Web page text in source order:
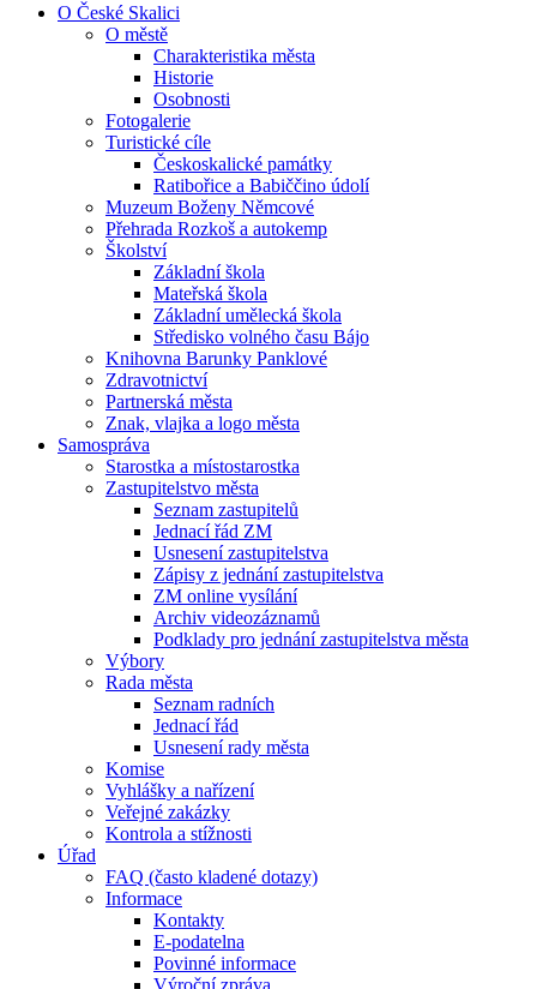
O České Skalici
O městě
Charakteristika města
Historie
Osobnosti
Fotogalerie
Turistické cíle
Českoskalické památky
Ratibořice a Babiččino údolí
Muzeum Boženy Němcové
Přehrada Rozkoš a autokemp
Školství
Základní škola
Mateřská škola
Základní umělecká škola
Středisko volného času Bájo
Knihovna Barunky Panklové
Zdravotnictví
Partnerská města
Znak, vlajka a logo města
Samospráva
Starostka a místostarostka
Zastupitelstvo města
Seznam zastupitelů
Jednací řád ZM
Usnesení zastupitelstva
Zápisy z jednání zastupitelstva
ZM online vysílání
Archiv videozáznamů
Podklady pro jednání zastupitelstva města
Výbory
Rada města
Seznam radních
Jednací řád
Usnesení rady města
Komise
Vyhlášky a nařízení
Veřejné zakázky
Kontrola a stížnosti
Úřad
FAQ (často kladené dotazy)
Informace
Kontakty
E-podatelna
Povinné informace
Výroční zpráva